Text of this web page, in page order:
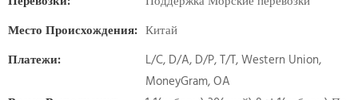
Место Происхождения: Китай
Платежи:
L/C, D/A, D/P, T/T, Western Union,
MoneyGram, OA